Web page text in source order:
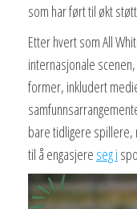
som har ført til økt
Etter hvert som All
internasjonale
former, inkludert
bare tidligere spillere,
til å engasjere seg i